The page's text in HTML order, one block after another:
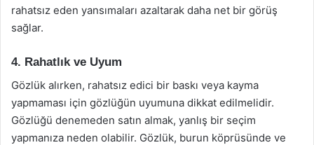
rahatsız eden yansımaları azaltarak daha net bir görüş
sağlar.
4. Rahatlık ve Uyum
Gözlük alırken, rahatsız edici bir baskı veya kayma
yapmaması için gözlüğün uyumuna dikkat edilmelidir.
Gözlüğü denemeden satın almak, yanlış bir seçim
yapmanıza neden olabilir. Gözlük, burun köprüsünde ve